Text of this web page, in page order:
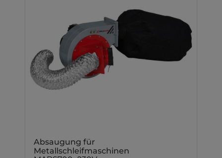
Absaugung für
Metallschleifmaschinen